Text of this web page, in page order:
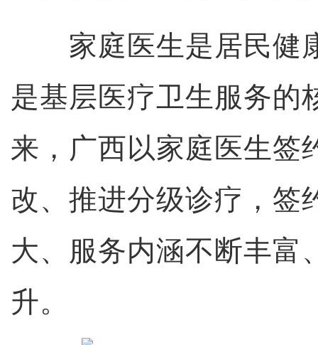
家庭医生是居民健康
是基层医疗卫生服务的
来，广西以家庭医生签
改、推进分级诊疗，签
大、服务内涵不断丰富
升。